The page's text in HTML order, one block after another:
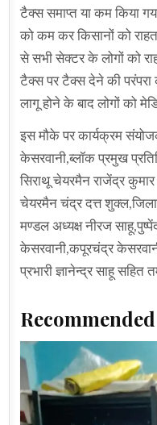
टैक्स समाप्त या कम किया
को कम कर किसानों को राहत
से सभी सेक्टर के लोगों को
टैक्स पर टैक्स देने की परंपरा
लागू होने के बाद लोगों को
इस मौके पर कार्यक्रम
केसरवानी,ब्लॉक प्रमुख
सिराथू चेयरमैन राजेंद्र कुमार
चेयरमैन चंद्र दत्त शुक्ल,जिला
मण्डल अध्यक्ष नीरज
केसरवानी,कपूरचंद्र
प्रभारी ज्ञानेन्द्र साहू सहित